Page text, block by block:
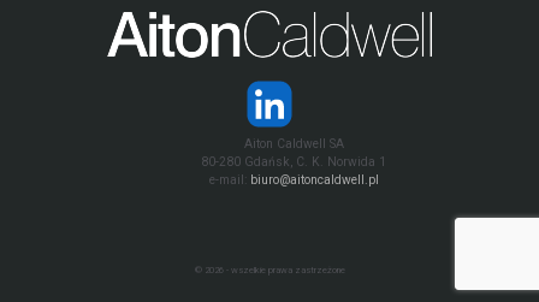
Aiton Caldwell SA
80-280 Gdańsk, C. K. Norwida 1
e-mail:
biuro@aitoncaldwell.pl
© 2026 - wszelkie prawa zastrzeżone